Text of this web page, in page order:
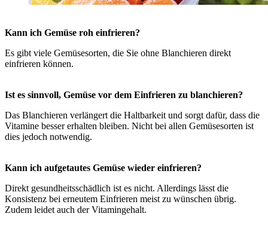
Kann ich Gemüse roh einfrieren?
Es gibt viele Gemüsesorten, die Sie ohne Blanchieren direkt
einfrieren können.
Ist es sinnvoll, Gemüse vor dem Einfrieren zu blanchieren?
Das Blanchieren verlängert die Haltbarkeit und sorgt dafür, dass die
Vitamine besser erhalten bleiben. Nicht bei allen Gemüsesorten ist
dies jedoch notwendig.
Kann ich aufgetautes Gemüse wieder einfrieren?
Direkt gesundheitsschädlich ist es nicht. Allerdings lässt die
Konsistenz bei erneutem Einfrieren meist zu wünschen übrig.
Zudem leidet auch der Vitamingehalt.